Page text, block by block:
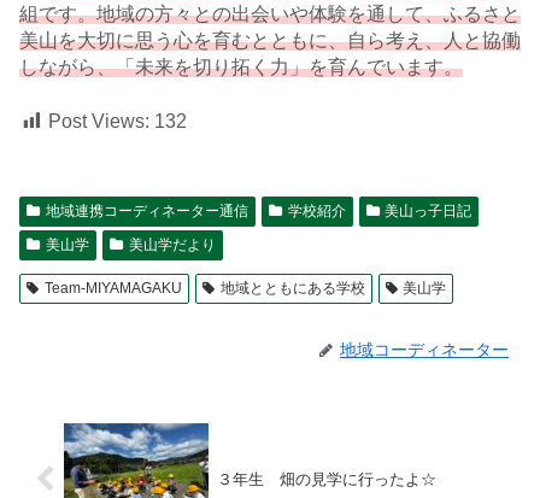
組です。地域の方々との出会いや体験を通して、ふるさと
美山を大切に思う心を育むとともに、自ら考え、人と協働
しながら、「未来を切り拓く力」を育んでいます。
Post Views: 132
地域連携コーディネーター通信 学校紹介
美山っ子日記
美山学
美山学だより
Team-MIYAMAGAKU 地域とともにある学校 美山学
地域コーディネーター
３年生 畑の見学に行ったよ☆